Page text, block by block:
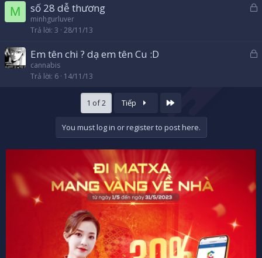
ó
M
ó
số 28 dễ thương
minhgurluver
Trả lời 3 28/11/13
Em tên chi ? dạ em tên Cu :D
cannabis
Trả lời 6 14/11/13
1 of 2 Tiếp
You must log in or register to post here.